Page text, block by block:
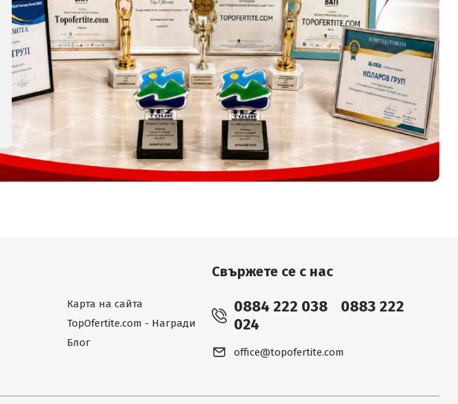
Карта на сайта
TopOfertite.com - Награди
Блог
Свържете се с нас
0884 222 038
0883 222
024
office@topofertite.com